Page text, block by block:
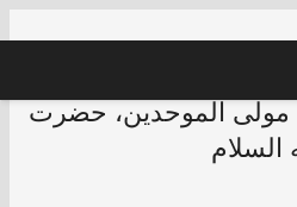
مولی الموحدین، حضرت
السلام